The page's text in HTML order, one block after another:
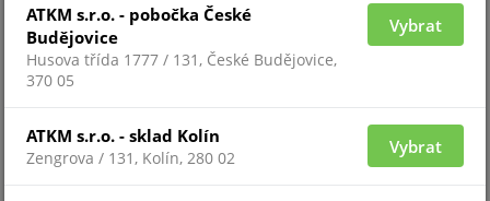
Pro zobrazení informací je nutné být přihlášený
ATKM s.r.o. - pobočka České
Budějovice
Husova třída 1777 / 131, České Budějovice,
370 05
Vybrat
ATKM s.r.o. - sklad Kolín
Zengrova / 131, Kolín, 280 02
Vybrat